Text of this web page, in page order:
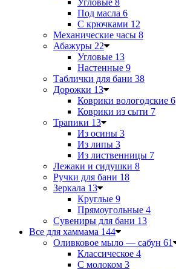
Угловые 8
Под масла 6
С крючками 12
Механические часы 8
Абажуры 22
Угловые 13
Настенные 9
Таблички для бани 38
Дорожки 13
Коврики вологодские 6
Коврики из сыти 7
Трапики 13
Из осины 3
Из липы 3
Из лиственницы 7
Лежаки и сидушки 8
Ручки для бани 18
Зеркала 13
Круглые 9
Прямоугольные 4
Сувениры для бани 13
Все для хаммама 144
Оливковое мыло — сабун 61
Классическое 4
С молоком 3